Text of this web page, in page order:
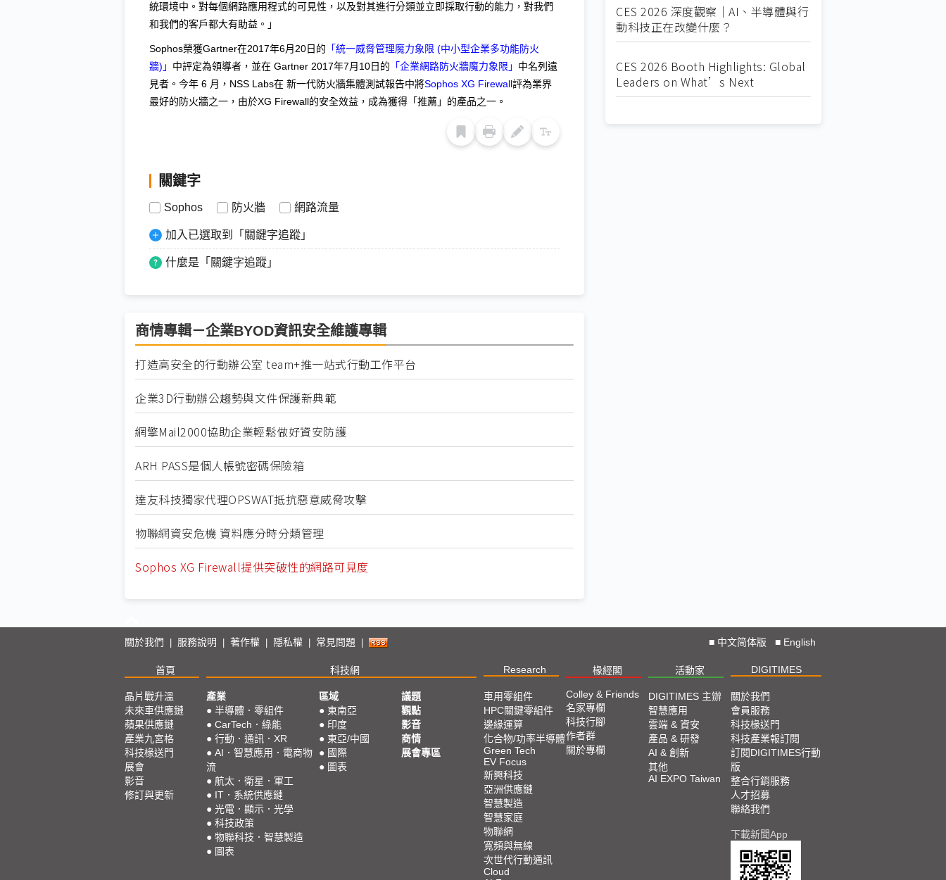
統環境中。對每個網路應用程式的可見性，以及對其進行分類並立即採取行動的能力，對我們
和我們的客戶都大有助益。」
Sophos榮獲Gartner在2017年6月20日的 「統一威脅管理魔力象限 (中小型企業多功能防火
牆)」 中評定為領導者，並在 Gartner 2017年7月10日的 「企業網路防火牆魔力象限」 中名列遠
見者。今年 6 月，NSS Labs在 新一代防火牆集體測試報告中將Sophos XG Firewall評為業界
最好的防火牆之一，由於XG Firewall的安全效益，成為獲得「推薦」的產品之一。
關鍵字
Sophos 防火牆 網路流量
加入已選取到「關鍵字追蹤」
什麼是「關鍵字追蹤」
商情專輯－企業BYOD資訊安全維護專輯
打造高安全的行動辦公室 team+推一站式行動工作平台
企業3D行動辦公趨勢與文件保護新典範
網擎Mail2000協助企業輕鬆做好資安防護
ARH PASS是個人帳號密碼保險箱
達友科技獨家代理OPSWAT抵抗惡意威脅攻擊
物聯網資安危機 資料應分時分類管理
Sophos XG Firewall提供突破性的網路可見度
CES 2026 深度觀察｜AI、半導體與行
動科技正在改變什麼？
CES 2026 Booth Highlights: Global
Leaders on What’s Next
Straight from COMPUTEX 2024
2024 COMPUTEX TAIPEI 展會直擊
2023 TPCA Show Taipei 展會精選
2023 SEMICON TAIWAN展會精選
2023台北國際自動化工業大展展會精
2023台北國際電腦展COMPUTEX
關於我們 服務說明 著作權 隱私權 常見問題 ■ 中文简体版 ■ English
首頁 科技網 Research 椽經閣 活動家 DIGITIMES
晶片戰升溫
未來車供應鏈
蘋果供應鏈
產業九宮格
科技椽送門
展會
影音
修訂與更新
產業
● 半導體．零組件
● CarTech．綠能
● 行動．通訊．XR
● AI．智慧應用．電商物
流
● 航太．衛星．軍工
● IT．系統供應鏈
● 光電．顯示．光學
● 科技政策
● 物聯科技．智慧製造
● 圖表
區域
● 東南亞
● 印度
● 東亞/中國
● 國際
● 圖表
議題
觀點
影音
商情
展會專區
車用零組件
HPC關鍵零組件
邊緣運算
化合物/功率半導體
Green Tech
EV Focus
新興科技
亞洲供應鏈
智慧製造
智慧家庭
物聯網
寬頻與無線
次世代行動通訊
Cloud
Colley & Friends
名家專欄
科技行腳
作者群
關於專欄
DIGITIMES 主辦
智慧應用
雲端 & 資安
產品 & 研發
AI & 創新
其他
AI EXPO Taiwan
關於我們
會員服務
科技椽送門
科技產業報訂閱
訂閱DIGITIMES行動
版
整合行銷服務
人才招募
聯絡我們
下載新聞App